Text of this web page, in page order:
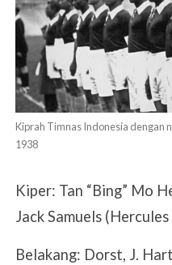
Kiprah Timnas Indonesia dengan
1938
Kiper: Tan “Bing” Mo
Jack Samuels
Belakang: Dorst, J.